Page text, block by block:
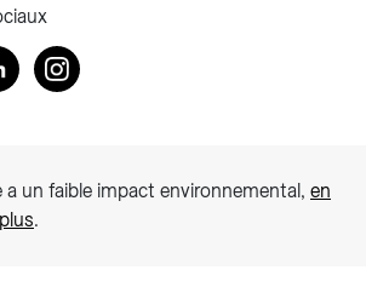
Facebook
Instagram
a un faible impact environnemental, en
.
espace client SIG.
SIG n'est pas optimisé pour une